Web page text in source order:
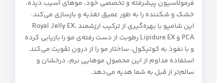
فرمولاسیون پیشرفته و تخصصی خود، موهای آسیب‌ دیده،
خشک و شکننده را به طور عمیق تغذیه و بازسازی می‌کند.
این شامپو با بهره‌گیری از ترکیب ارزشمند Royal Jelly EX،
PCA و Lipidure EX رطوبت از دست‌ رفته‌ی مو را بازیابی کرده
و با نفوذ به کوتیکول، ساختار مو را از درون تقویت می‌کند.
استفاده مداوم از این محصول موهایی نرم، درخشان و
سالم‌تر از قبل به شما هدیه می‌دهد.